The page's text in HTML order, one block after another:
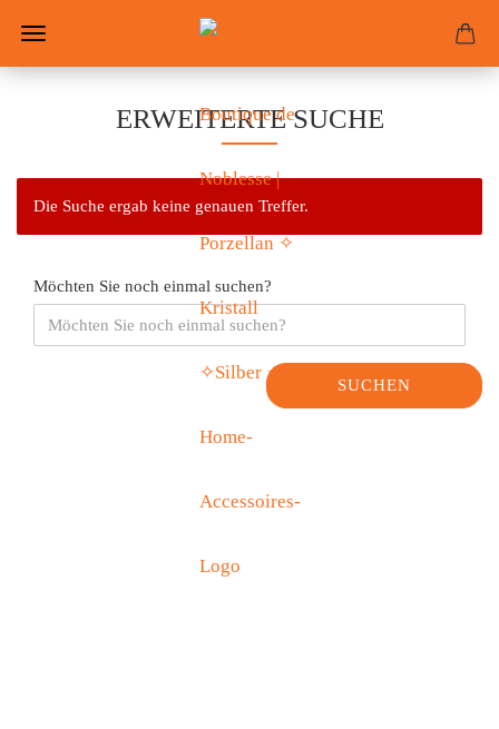
ERWEITERTE SUCHE
Die Suche ergab keine genauen Treffer.
Möchten Sie noch einmal suchen?
SUCHEN